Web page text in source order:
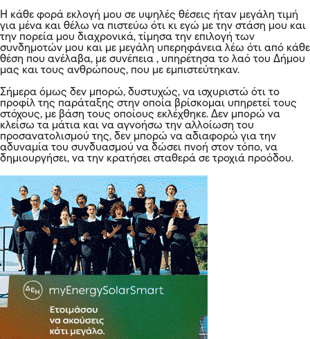
Η κάθε φορά εκλογή μου σε υψηλές θέσεις ήταν μεγάλη τιμή
για μένα και θέλω να πιστεύω ότι κι εγώ με την στάση μου και
την πορεία μου διαχρονικά, τίμησα την επιλογή των
συνδημοτών μου και με μεγάλη υπερηφάνεια λέω ότι από κάθε
θέση που ανέλαβα, με συνέπεια , υπηρέτησα το λαό του Δήμου
μας και τους ανθρώπους, που με εμπιστεύτηκαν.
Σήμερα όμως δεν μπορώ, δυστυχώς, να ισχυριστώ ότι το
προφίλ της παράταξης στην οποία βρίσκομαι υπηρετεί τους
στόχους, με βάση τους οποίους εκλέχθηκε. Δεν μπορώ να
κλείσω τα μάτια και να αγνοήσω την αλλοίωση του
προσανατολισμού της, δεν μπορώ να αδιαφορώ για την
αδυναμία του συνδυασμού να δώσει πνοή στον τόπο, να
δημιουργήσει, να την κρατήσει σταθερά σε τροχιά προόδου.